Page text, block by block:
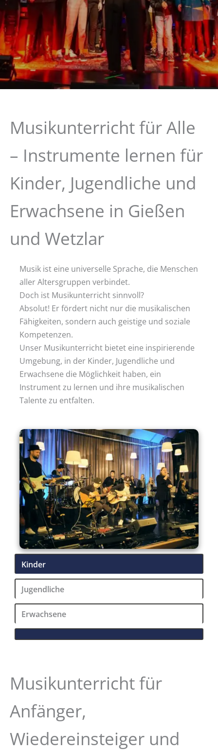
Musikunterricht für Alle
– Instrumente lernen für
Kinder, Jugendliche und
Erwachsene in Gießen
und Wetzlar
Musik ist eine universelle Sprache, die Menschen
aller Altersgruppen verbindet.
Doch ist Musikunterricht sinnvoll?
Absolut! Er fördert nicht nur die musikalischen
Fähigkeiten, sondern auch geistige und soziale
Kompetenzen.
Unser Musikunterricht bietet eine inspirierende
Umgebung, in der Kinder, Jugendliche und
Erwachsene die Möglichkeit haben, ein
Instrument zu lernen und ihre musikalischen
Talente zu entfalten.
Kinder
Jugendliche
Erwachsene
Musikunterricht für
Anfänger,
Wiedereinsteiger und